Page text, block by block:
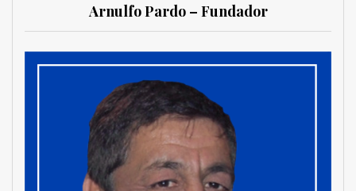
Arnulfo Pardo – Fundador